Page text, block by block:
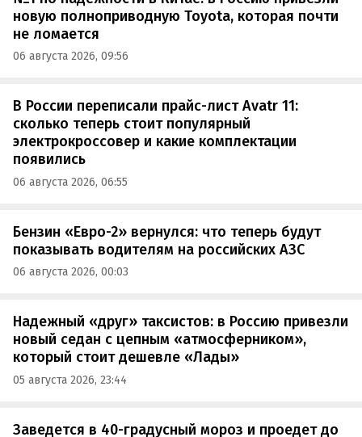
новую полноприводную Toyota, которая почти
не ломается
06 августа 2026, 09:56
В России переписали прайс-лист Avatr 11:
сколько теперь стоит популярный
электрокроссовер и какие комплектации
появились
06 августа 2026, 06:55
Бензин «Евро-2» вернулся: что теперь будут
показывать водителям на российских АЗС
06 августа 2026, 00:03
Надежный «друг» таксистов: в Россию привезли
новый седан с цепным «атмосферником»,
который стоит дешевле «Лады»
05 августа 2026, 23:44
Заведется в 40-градусный мороз и проедет до